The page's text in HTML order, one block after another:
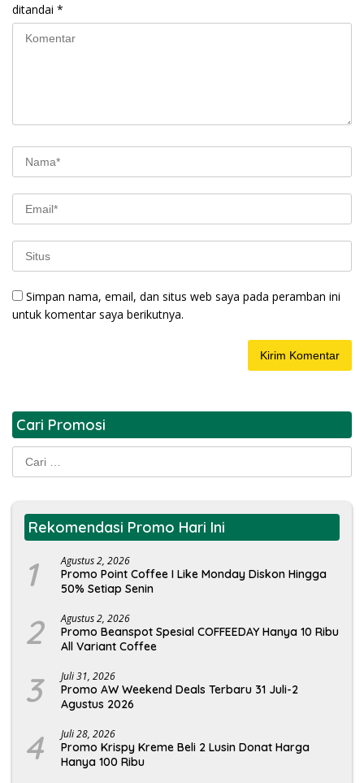
ditandai *
Simpan nama, email, dan situs web saya pada peramban ini
untuk komentar saya berikutnya.
Cari Promosi
Cari
untuk:
Rekomendasi Promo Hari Ini
1 Agustus 2, 2026
Promo Point Coffee I Like Monday Diskon Hingga
50% Setiap Senin
2 Agustus 2, 2026
Promo Beanspot Spesial COFFEEDAY Hanya 10 Ribu
All Variant Coffee
3 Juli 31, 2026
Promo AW Weekend Deals Terbaru 31 Juli-2
Agustus 2026
4 Juli 28, 2026
Promo Krispy Kreme Beli 2 Lusin Donat Harga
Hanya 100 Ribu